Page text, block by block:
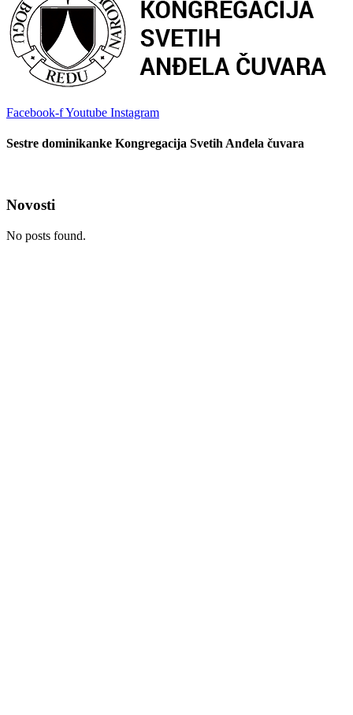
Facebook-fYoutube Instagram
Sestre dominikanke Kongregacija Svetih Anđela čuvara
Novosti
No posts found.